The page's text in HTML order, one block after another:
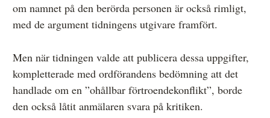
om namnet på den berörda personen är också rimligt,
med de argument tidningens utgivare framfört.
Men när tidningen valde att publicera dessa uppgifter,
kompletterade med ordförandens bedömning att det
handlade om en ”ohållbar förtroendekonflikt”, borde
den också låtit anmälaren svara på kritiken.